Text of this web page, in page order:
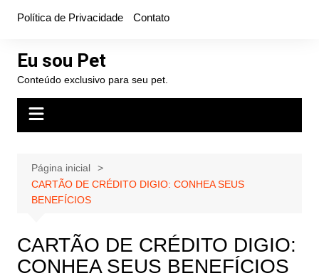
conteúdo
Política de Privacidade Contato
Eu sou Pet
Conteúdo exclusivo para seu pet.
Página inicial
CARTÃO DE CRÉDITO DIGIO: CONHEA SEUS
BENEFÍCIOS
CARTÃO DE CRÉDITO DIGIO:
CONHEA SEUS BENEFÍCIOS